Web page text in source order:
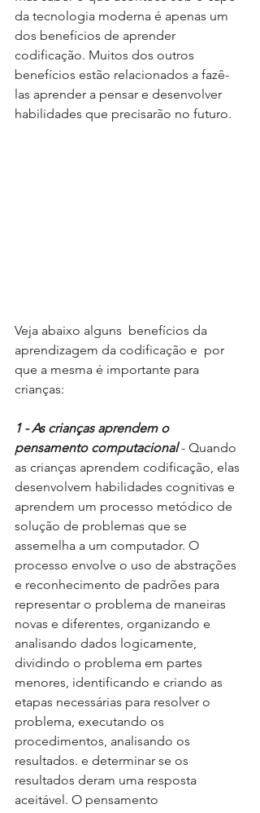
da tecnologia moderna é apenas um
dos benefícios de aprender
codificação. Muitos dos outros
benefícios estão relacionados a fazê-
las aprender a pensar e desenvolver
habilidades que precisarão no futuro.
Veja abaixo alguns  benefícios da
aprendizagem da codificação e  por
que a mesma é importante para
crianças:
1 - As crianças aprendem o
pensamento computacional - Quando
as crianças aprendem codificação, elas
desenvolvem habilidades cognitivas e
aprendem um processo metódico de
solução de problemas que se
assemelha a um computador. O
processo envolve o uso de abstrações
e reconhecimento de padrões para
representar o problema de maneiras
novas e diferentes, organizando e
analisando dados logicamente,
dividindo o problema em partes
menores, identificando e criando as
etapas necessárias para resolver o
problema, executando os
procedimentos, analisando os
resultados. e determinar se os
resultados deram uma resposta
aceitável. O pensamento